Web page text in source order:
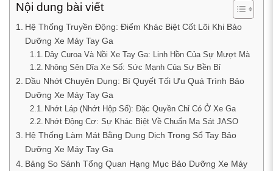
Nội dung bài viết
Hệ Thống Truyền Động: Điểm Khác Biệt Cốt Lõi Khi Bảo
Dưỡng Xe Máy Tay Ga
Dây Curoa Và Nồi Xe Tay Ga: Linh Hồn Của Sự Mượt Mà
Nhông Sên Dĩa Xe Số: Sức Mạnh Của Sự Bền Bỉ
Dầu Nhớt Chuyên Dụng: Bí Quyết Tối Ưu Quá Trình Bảo
Dưỡng Xe Máy Tay Ga
Nhớt Láp (Nhớt Hộp Số): Đặc Quyền Chỉ Có Ở Xe Ga
Nhớt Động Cơ: Sự Khác Biệt Về Chuẩn Ma Sát JASO
Hệ Thống Làm Mát Bằng Dung Dịch Trong Sổ Tay Bảo
Dưỡng Xe Máy Tay Ga
Bảng So Sánh Tổng Quan Hạng Mục Bảo Dưỡng Xe Máy